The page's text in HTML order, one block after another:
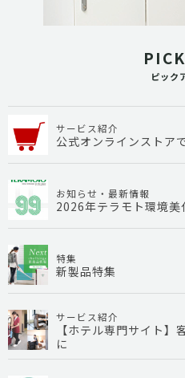
ピック
サービス紹介
公式オンラインストア
お知らせ・最新情報
2026年テラモト環境
特集
新製品特集
サービス紹介
【ホテル専門サイト
に